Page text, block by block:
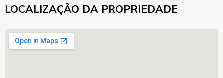
LOCALIZAÇÃO DA PROPRIEDADE